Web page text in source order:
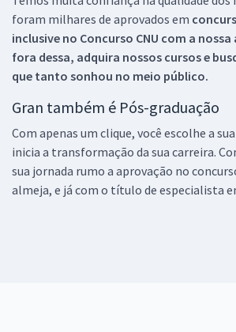
foram milhares de aprovados em
inclusive no Concurso CNU com a nossa
fora dessa, adquira nossos cursos e
que tanto sonhou no meio público.
Gran também é Pós-graduação
Com apenas um clique, você escolhe a
inicia a transformação da sua carreira.
sua jornada rumo a aprovação no
almeja, e já com o título de especialista